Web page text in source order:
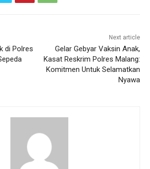
di Polres
Next article
Gelar Gebyar Vaksin Anak,
Kasat Reskrim Polres Malang:
Komitmen Untuk Selamatkan
Nyawa